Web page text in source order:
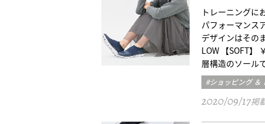
トレーニングに
パフォーマンス
デザインはその
LOW 【SOFT】
層構造のソール
#ショッピング ＆
2020/09/17掲